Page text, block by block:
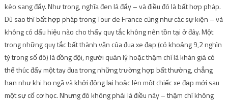
kéo sang đẩy. Như trong, nghĩa đen là đẩy – và điều đó là bất hợp pháp.
Dù sao thì bất hợp pháp trong Tour de France cũng như các sự kiện – và
không có dấu hiệu nào cho thấy quy tắc không nên tồn tại ở đây. Một
trong những quy tắc bất thành văn của đua xe đạp (có khoảng 9,2 nghìn
tỷ trong số đó) là đồng đội, người quản lý hoặc thậm chí là khán giả có
thể thúc đẩy một tay đua trong những trường hợp bất thường, chẳng
hạn như khi họ ngã và khởi động lại hoặc lên một chiếc xe đạp mới sau
một sự cố cơ học. Nhưng đó không phải là điều này – thậm chí không